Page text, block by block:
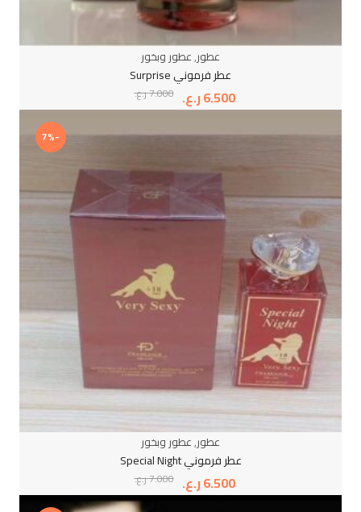
عطور,عطور وبخور
عطر فرموني Surprise
7.000ر.ع. 6.500ر.ع.
-7%
عطور,عطور وبخور
عطر فرموني Special Night
7.000ر.ع. 6.500ر.ع.